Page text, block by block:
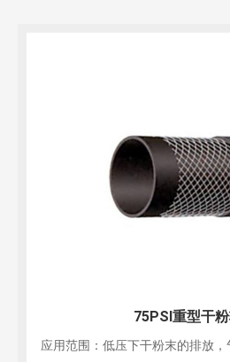
75PSI重型干
应用范围：低压下干粉末的排放